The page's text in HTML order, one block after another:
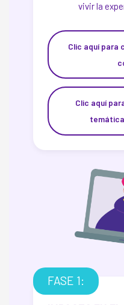
vivir la
Clic aquí para
Clic aquí
FASE 1: